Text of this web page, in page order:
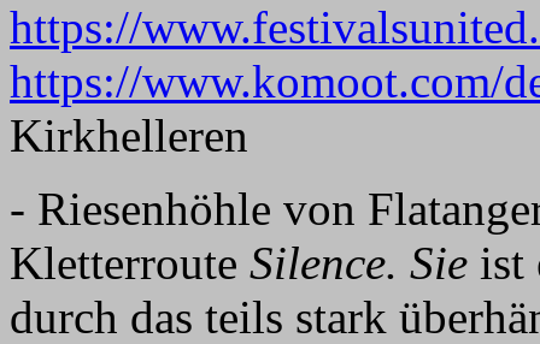
https://
https://www.komoot.com/
Kirkhelleren
- Riesenhöhle von
Kletterroute Silence. Sie ist
durch das teils stark